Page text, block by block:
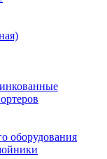
оборудования